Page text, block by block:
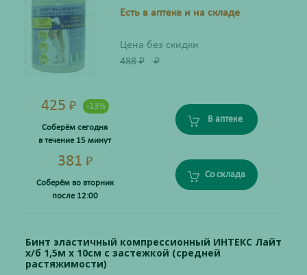
Есть в аптеке и на складе
Цена без скидки
488₽ ₽
425 ₽ -13%
Соберём сегодня
в течение 15 минут
В аптеке
381 ₽
Соберём во вторник
после 12:00
Со склада
Бинт эластичный компрессионный ИНТЕКС Лайт
х/б 1,5м х 10см с застежкой (средней
растяжимости)